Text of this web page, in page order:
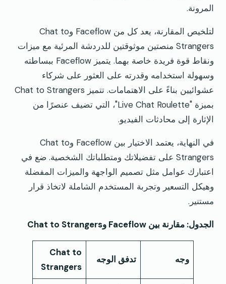
المرونة.
لتلخيص المقارنة، يعد كل من Faceflow وChat to
Strangers منصتين موثوقتين للدردشة المرئية مع ميزات
ونقاط قوة فريدة خاصة بهما. يتميز Faceflow ببساطته
وسهولة استخدامه وقدرته على العثور على شركاء
عشوائيين بناءً على الاهتمامات. تتميز Chat to Strangers
بميزة "Live Chat Roulette"، التي تضيف عنصرًا من
الإثارة إلى محادثات الفيديو.
في النهاية، يعتمد الاختيار بين Faceflow وChat to
Strangers على تفضيلاتك ومتطلباتك الشخصية. ضع في
اعتبارك عوامل مثل تصميم الواجهة والميزات المفضلة
وهيكل التسعير وتجربة المستخدم الشاملة لاتخاذ قرار
مستنير.
الجدول: مقارنة بين Faceflow وChat to Strangers
وجه تدفق الوجه
Chat to
Strangers